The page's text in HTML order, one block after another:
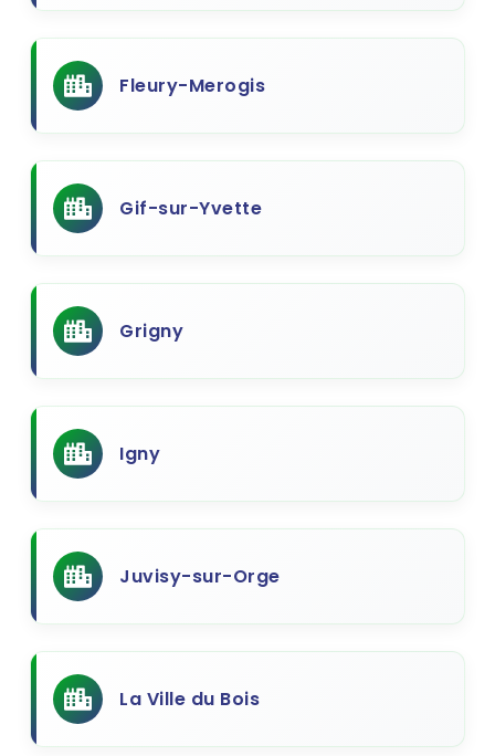
Fleury-Merogis
Gif-sur-Yvette
Grigny
Igny
Juvisy-sur-Orge
La Ville du Bois